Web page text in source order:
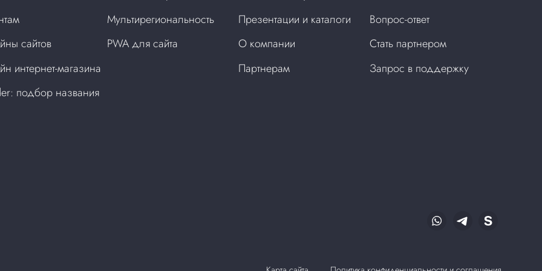
сайтов
интернет-магазина
подбор названия
Мультирегиональность
PWA для сайта
Презентации и каталоги
О компании
Партнерам
Вопрос-ответ
Стать партнером
Запрос в поддержку